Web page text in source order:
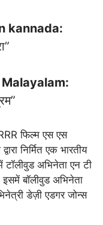
kannada:
Malayalam:
फिल्म एस एस
निर्मित एक भारतीय
अभिनेता एन टी
इसमें बॉलीवुड अभिनेता
डेज़ी एडगर जोन्स